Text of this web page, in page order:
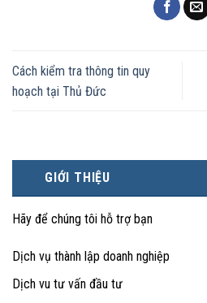
GIỚI THIỆU
Hãy để chúng tôi hỗ trợ bạn
Dịch vụ thành lập doanh nghiệp
Dịch vu tư vấn đầu tư
Cách kiểm tra thông tin quy
hoạch tại Thủ Đức